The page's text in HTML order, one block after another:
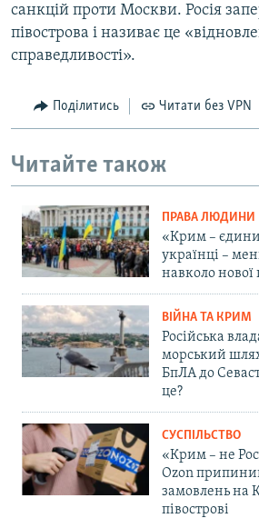
санкцій проти Москви. Росія
півострова і називає це
справедливості».
Поділитись Читати без VPN
Читайте також
ПРАВА ЛЮДИНИ
«Крим –
українці –
навколо нової
ВІЙНА ТА КРИМ
Російська
морський
БпЛА до
це?
СУСПІЛЬСТВО
«Крим – не
Ozon
замовлень на
півострові